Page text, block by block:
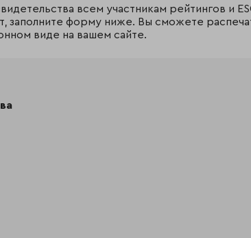
всем участникам рейтингов и
заполните форму ниже. Вы сможете
виде на вашем сайте.